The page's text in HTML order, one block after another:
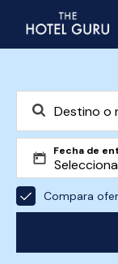
Fecha de
Compara